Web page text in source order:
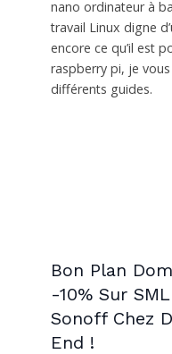
nano ordinateur à
travail Linux digne
encore ce qu’il est
raspberry pi, je
différents guides.
Bon Plan
-10% Sur
Sonoff Chez
End !